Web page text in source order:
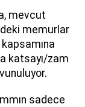
mevcut
memurlar
katsayı/zam
sadece